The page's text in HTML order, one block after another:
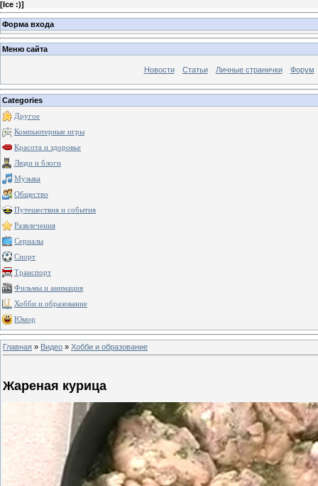
[Ice :)]
Форма входа
Меню сайта
Новости Статьи Личные странички Форум
Categories
Другое
Компьютерные игры
Красота и здоровье
Люди и блоги
Музыка
Общество
Путешествия и события
Развлечения
Сериалы
Спорт
Транспорт
Фильмы и анимация
Хобби и образование
Юмор
Главная » Видео » Хобби и образование
Жареная курица